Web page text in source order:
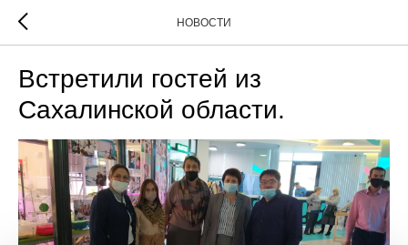
НОВОСТИ
Встретили гостей из
Сахалинской области.